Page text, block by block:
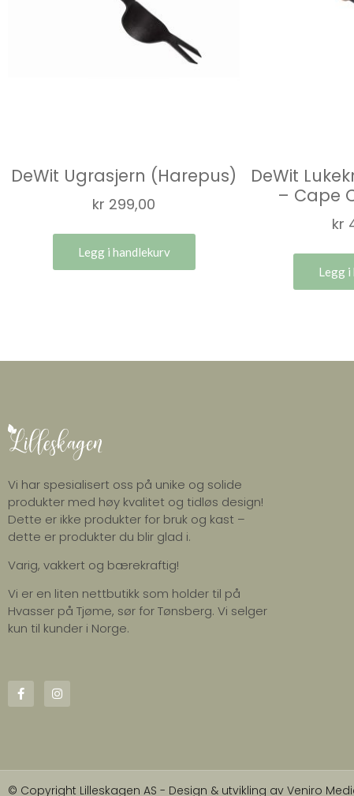
DeWit Ugrasjern (Harepus)
kr 299,00
Legg i handlekurv
DeWit
– Cape
kr
Legg i
Vi har spesialisert oss på unike og solide
produkter med høy kvalitet og tidløs design!
Dette er ikke produkter for bruk og kast –
dette er produkter du blir glad i.
Varig, vakkert og bærekraftig!
Vi er en liten nettbutikk som holder til på
Hvasser på Tjøme, sør for Tønsberg. Vi selger
kun til kunder i Norge.
© Copyright Lilleskagen AS - Design & utvikling av Veniro